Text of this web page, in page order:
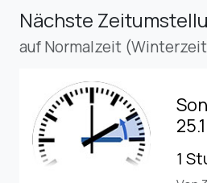
Nächste
auf Normalzeit
1